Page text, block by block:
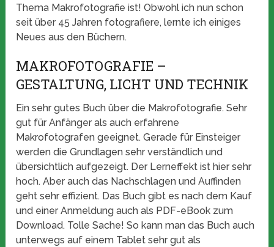
Thema Makrofotografie ist! Obwohl ich nun schon
seit über 45 Jahren fotografiere, lernte ich einiges
Neues aus den Büchern.
MAKROFOTOGRAFIE –
GESTALTUNG, LICHT UND TECHNIK
Ein sehr gutes Buch über die Makrofotografie. Sehr
gut für Anfänger als auch erfahrene
Makrofotografen geeignet. Gerade für Einsteiger
werden die Grundlagen sehr verständlich und
übersichtlich aufgezeigt. Der Lerneffekt ist hier sehr
hoch. Aber auch das Nachschlagen und Auffinden
geht sehr effizient. Das Buch gibt es nach dem Kauf
und einer Anmeldung auch als PDF-eBook zum
Download. Tolle Sache! So kann man das Buch auch
unterwegs auf einem Tablet sehr gut als